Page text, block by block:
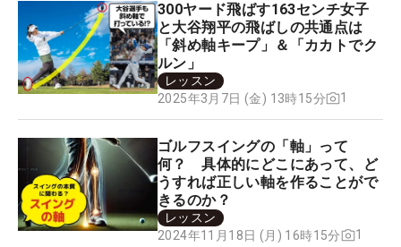
300ヤード飛ばす163センチ女子
と大谷翔平の飛ばしの共通点は
「斜め軸キープ」＆「カカトでク
ルン」
レッスン
2025年3月7日 (金) 13時15分
1
ゴルフスイングの「軸」って
何？ 具体的にどこにあって、ど
うすれば正しい軸を作ることがで
きるのか？
レッスン
2024年11月18日 (月) 16時15分
1